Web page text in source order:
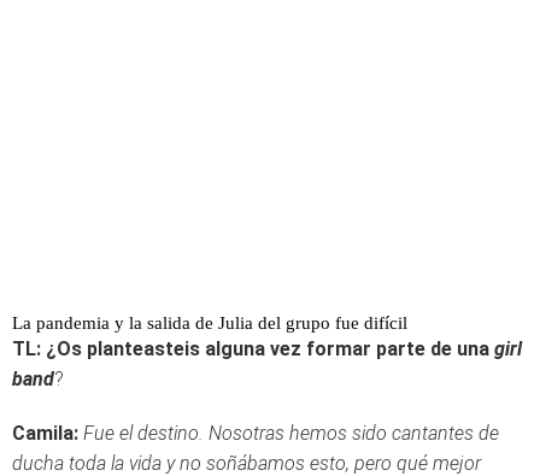
La pandemia y la salida de Julia del grupo fue difícil
TL: ¿Os planteasteis alguna vez formar parte de una girl
band?
Camila: Fue el destino. Nosotras hemos sido cantantes de
ducha toda la vida y no soñábamos esto, pero qué mejor